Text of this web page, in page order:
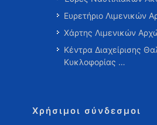
Ευρετήριο Λιμενικών
Χάρτης Λιμενικών
Κέντρα Διαχείρισης
Κυκλοφορίας …
Χρήσιμοι σύνδεσμοι